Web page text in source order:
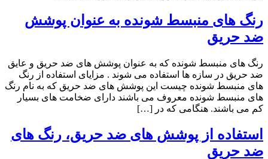
رنگ های منبسط شونده به عنوان پوشش
ضد حریق
‌رنگ های منبسط شونده که به عنوان پوشش های ضد حریق و عایق
ضد حریق در سازه ها استفاده می شوند . مزایای استفاده از رنگ
های منبسط شونده چیست این پوشش های ضد حریق که به نام رنگ
های منبسط شونده معروف می باشند دارای ضخامت های بسیار
کم می باشند. هنگامی که در […]
استفاده از پوشش های ضد حریق، رنگ های
ضد حریق